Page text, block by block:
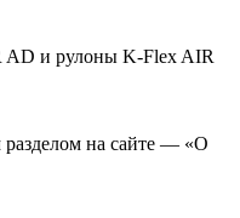
AD и рулоны K-Flex AIR
на сайте — «О